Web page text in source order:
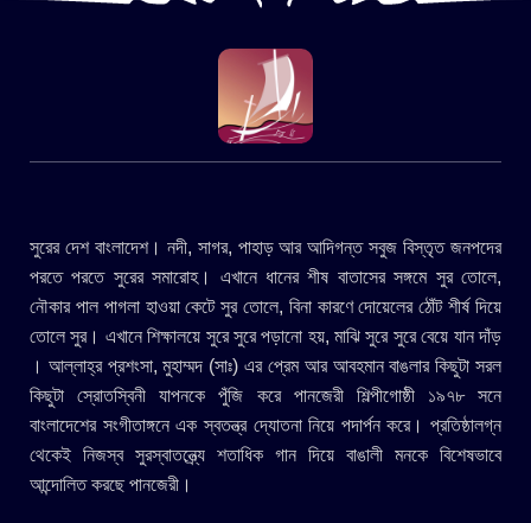
সুরের দেশ বাংলাদেশ। নদী, সাগর, পাহাড় আর আদিগন্ত সবুজ বিস্তৃত জনপদের
পরতে পরতে সুরের সমারোহ। এখানে ধানের শীষ বাতাসের সঙ্গমে সুর তোলে,
নৌকার পাল পাগলা হাওয়া কেটে সুর তোলে, বিনা কারণে দোয়েলের ঠোঁট শীর্ষ দিয়ে
তোলে সুর। এখানে শিক্ষালয়ে সুরে সুরে পড়ানো হয়, মাঝি সুরে সুরে বেয়ে যান দাঁড়
। আল্লাহ্র প্রশংসা, মুহাম্মদ (সাঃ) এর প্রেম আর আবহমান বাঙলার কিছুটা সরল
কিছুটা স্রোতস্বিনী যাপনকে পুঁজি করে পানজেরী শিল্পীগোষ্ঠী ১৯৭৮ সনে
বাংলাদেশের সংগীতাঙ্গনে এক স্বতন্ত্র দ্যোতনা নিয়ে পদার্পন করে। প্রতিষ্ঠালগ্ন
থেকেই নিজস্ব সুরস্বাতন্ত্র্যে শতাধিক গান দিয়ে বাঙালী মনকে বিশেষভাবে
আন্দোলিত করছে পানজেরী।